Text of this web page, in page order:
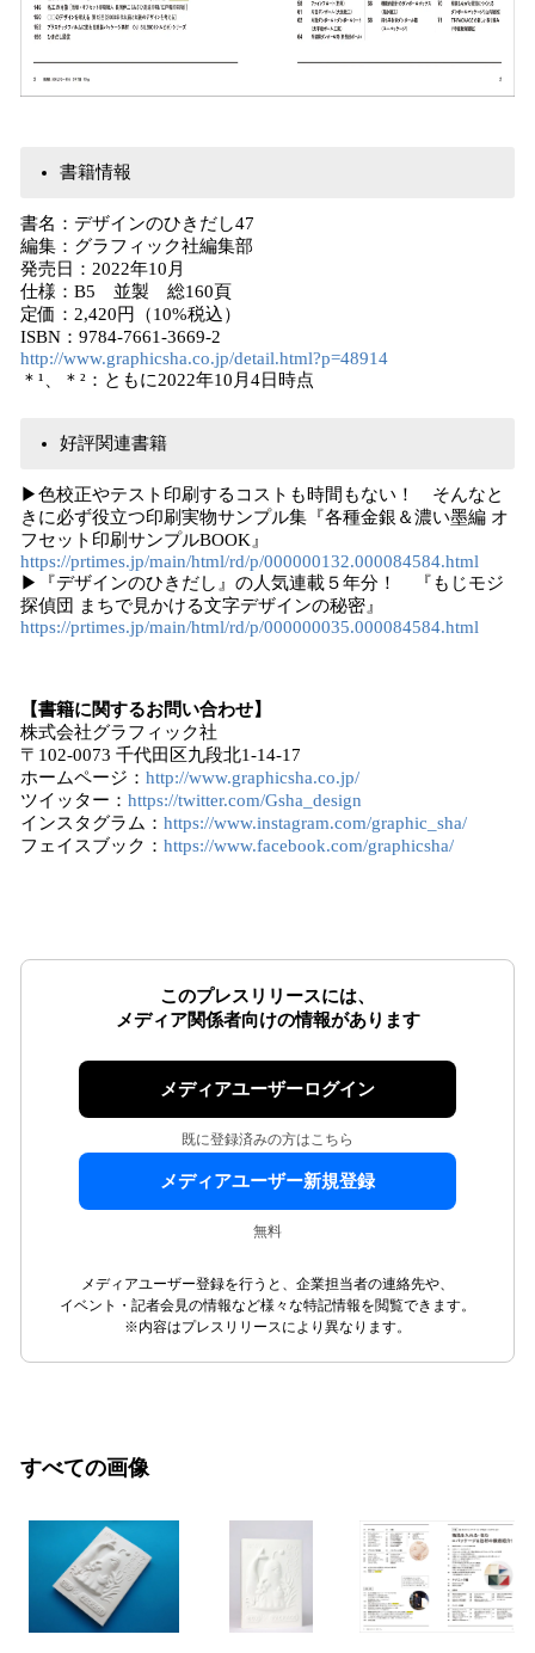
書籍情報
書名：デザインのひきだし47
編集：グラフィック社編集部
発売日：2022年10月
仕様：B5 並製 総160頁
定価：2,420円（10%税込）
ISBN：9784-7661-3669-2
http://www.graphicsha.co.jp/detail.html?p=48914
＊¹、＊²：ともに2022年10月4日時点
好評関連書籍
▶︎色校正やテスト印刷するコストも時間もない！ そんなと
きに必ず役立つ印刷実物サンプル集『各種金銀＆濃い墨編 オ
フセット印刷サンプルBOOK』
https://prtimes.jp/main/html/rd/p/000000132.000084584.html
▶︎『デザインのひきだし』の人気連載５年分！ 『もじモジ
探偵団 まちで見かける文字デザインの秘密』
https://prtimes.jp/main/html/rd/p/000000035.000084584.html
【書籍に関するお問い合わせ】
株式会社グラフィック社
〒102-0073 千代田区九段北1-14-17
ホームページ： http://www.graphicsha.co.jp/
ツイッター： https://twitter.com/Gsha_design
インスタグラム： https://www.instagram.com/graphic_sha/
フェイスブック： https://www.facebook.com/graphicsha/
このプレスリリースには、
メディア関係者向けの情報があります
メディアユーザーログイン
既に登録済みの方はこちら
メディアユーザー新規登録
無料
メディアユーザー登録を行うと、企業担当者の連絡先や、
イベント・記者会見の情報など様々な特記情報を閲覧できます。
※内容はプレスリリースにより異なります。
すべての画像